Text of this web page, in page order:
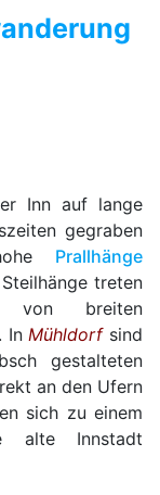
Inn auf lange
gegraben
Prallhänge
treten
von breiten
InMühldorfsind
gestalteten
an den Ufern
sich zu einem
alte Innstadt